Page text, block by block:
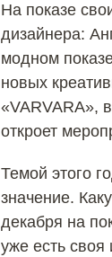
На показе
дизайнера:
модном
новых
«VARVARA»,
откроет
Темой этого
значение.
декабря на
уже есть